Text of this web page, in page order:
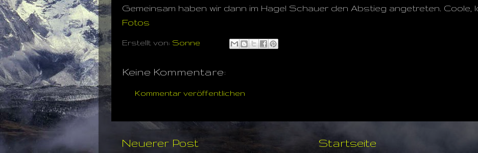
Gemeinsam haben wir dann im Hagel Schauer den Abstieg angetreten. Coole,
Fotos
Erstellt von: Sonne
Keine Kommentare:
Kommentar veröffentlichen
Neuerer Post Startseite